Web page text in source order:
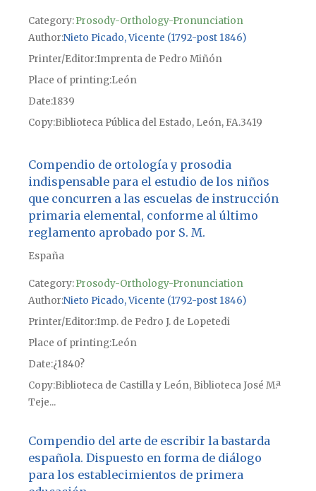
Category:Prosody-Orthology-Pronunciation
Author Nieto Picado, Vicente (1792-post 1846)
Printer/Editor Imprenta de Pedro Miñón
Place of printingLeón
Date1839
CopyBiblioteca Pública del Estado, León, FA.3419
Compendio de ortología y prosodia
indispensable para el estudio de los niños
que concurren a las escuelas de instrucción
primaria elemental, conforme al último
reglamento aprobado por S. M.
España
Category:Prosody-Orthology-Pronunciation
Author Nieto Picado, Vicente (1792-post 1846)
Printer/Editor Imp. de Pedro J. de Lopetedi
Place of printingLeón
Date ¿1840?
CopyBiblioteca de Castilla y León, Biblioteca José M.ª
Teje...
Compendio del arte de escribir la bastarda
española. Dispuesto en forma de diálogo
para los establecimientos de primera